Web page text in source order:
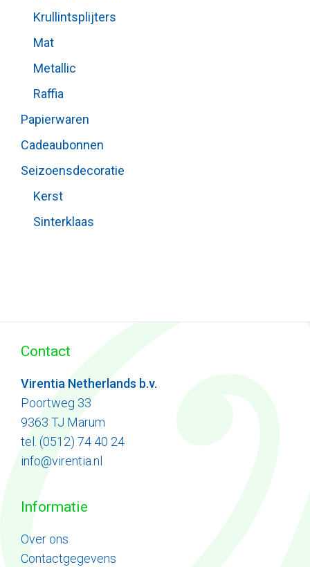
Krullintsplijters
Mat
Metallic
Raffia
Papierwaren
Cadeaubonnen
Seizoensdecoratie
Kerst
Sinterklaas
Contact
Virentia Netherlands b.v.
Poortweg 33
9363 TJ Marum
tel. (0512) 74 40 24
info@virentia.nl
Informatie
Over ons
Contactgegevens